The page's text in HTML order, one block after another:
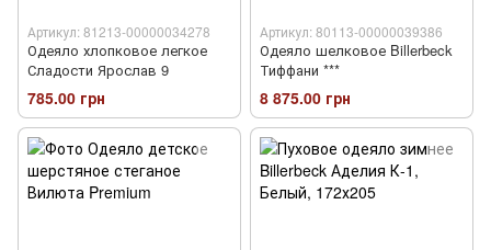
Артикул: 81213-00000034278
Одеяло хлопковое легкое
Сладости Ярослав 9
785.00 грн
Артикул: 80113-00000039386
Одеяло шелковое Billerbeck
Тиффани ***
8 875.00 грн